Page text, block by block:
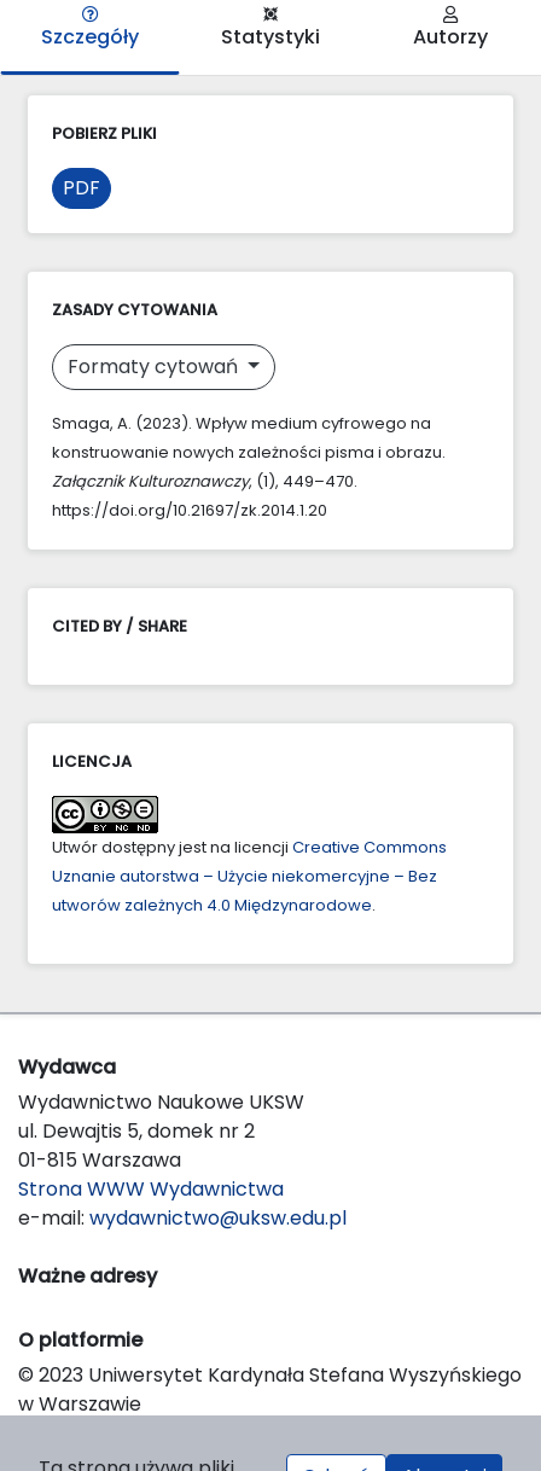
Szczegóły Statystyki Autorzy
POBIERZ PLIKI
PDF
ZASADY CYTOWANIA
Formaty cytowań
Smaga, A. (2023). Wpływ medium cyfrowego na
konstruowanie nowych zależności pisma i obrazu.
Załącznik Kulturoznawczy, (1), 449–470.
https://doi.org/10.21697/zk.2014.1.20
CITED BY / SHARE
LICENCJA
Utwór dostępny jest na licencji Creative Commons
Uznanie autorstwa – Użycie niekomercyjne – Bez
utworów zależnych 4.0 Międzynarodowe.
Wydawca
Wydawnictwo Naukowe UKSW
ul. Dewajtis 5, domek nr 2
01-815 Warszawa
Strona WWW Wydawnictwa
e-mail: wydawnictwo@uksw.edu.pl
Ważne adresy
O platformie
© 2023 Uniwersytet Kardynała Stefana Wyszyńskiego
w Warszawie
Platform & Workflow by OJS/PKP